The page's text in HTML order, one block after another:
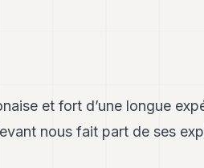
et fort d’une longue
nous fait part de ses